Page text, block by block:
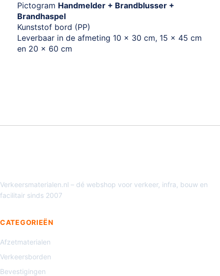
Pictogram Handmelder + Brandblusser +
Brandhaspel
Kunststof bord (PP)
Leverbaar in de afmeting 10 x 30 cm, 15 x 45 cm
en 20 x 60 cm
Verkeersmaterialen.nl – dé webshop voor verkeer, infra, bouw en
facilitair sinds 2007
CATEGORIEËN
Afzetmaterialen
Verkeersborden
Bevestigingen